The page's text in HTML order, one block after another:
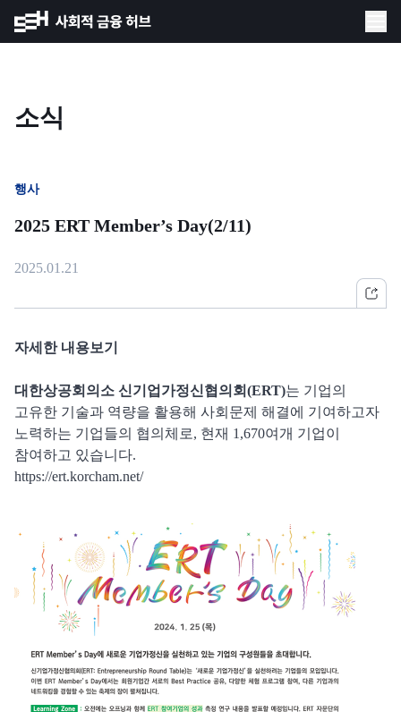
소식
행사
2025 ERT Member’s Day(2/11)
2025.01.21
자세한 내용보기
대한상공회의소 신기업가정신협의회(ERT)는 기업의
고유한 기술과 역량을 활용해 사회문제 해결에 기여하고자
노력하는 기업들의 협의체로, 현재 1,670여개 기업이
참여하고 있습니다.
https://ert.korcham.net/